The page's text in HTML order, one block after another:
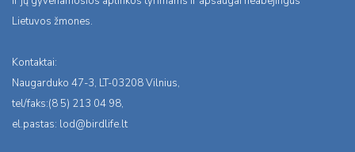
Lietuvos žmones.
Kontaktai:
Naugarduko 47-3, LT-03208 Vilnius,
tel/faks:(8 5) 213 04 98,
el.pastas: lod@birdlife.lt